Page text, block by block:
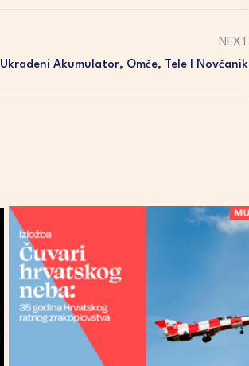
NEXT
Ukradeni Akumulator, Omče, Tele I Novčanik